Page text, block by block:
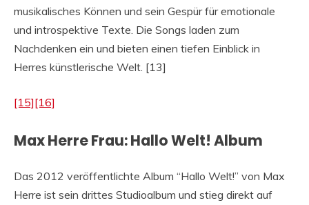
musikalisches Können und sein Gespür für emotionale
und introspektive Texte. Die Songs laden zum
Nachdenken ein und bieten einen tiefen Einblick in
Herres künstlerische Welt. [13]
[15][16]
Max Herre Frau: Hallo Welt! Album
Das 2012 veröffentlichte Album “Hallo Welt!” von Max
Herre ist sein drittes Studioalbum und stieg direkt auf